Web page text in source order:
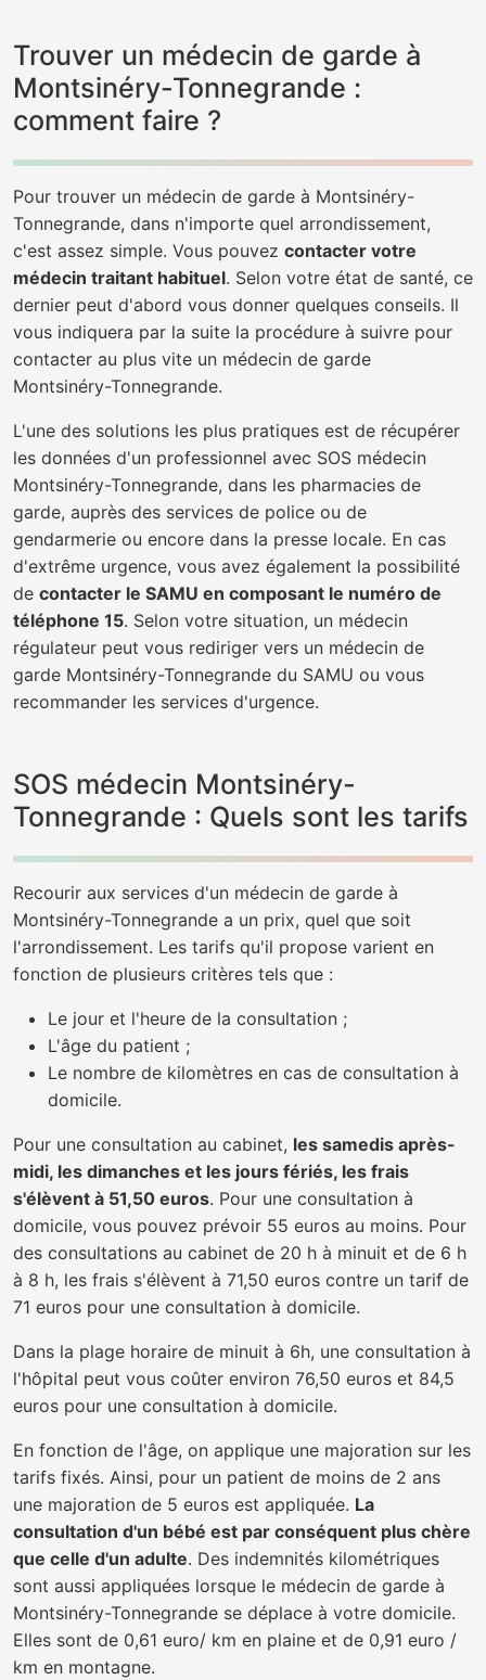
Trouver un médecin de garde à
Montsinéry-Tonnegrande :
comment faire ?
Pour trouver un médecin de garde à Montsinéry-
Tonnegrande, dans n'importe quel arrondissement,
c'est assez simple. Vous pouvez contacter votre
médecin traitant habituel. Selon votre état de santé, ce
dernier peut d'abord vous donner quelques conseils. Il
vous indiquera par la suite la procédure à suivre pour
contacter au plus vite un médecin de garde
Montsinéry-Tonnegrande.
L'une des solutions les plus pratiques est de récupérer
les données d'un professionnel avec SOS médecin
Montsinéry-Tonnegrande, dans les pharmacies de
garde, auprès des services de police ou de
gendarmerie ou encore dans la presse locale. En cas
d'extrême urgence, vous avez également la possibilité
de contacter le SAMU en composant le numéro de
téléphone 15. Selon votre situation, un médecin
régulateur peut vous rediriger vers un médecin de
garde Montsinéry-Tonnegrande du SAMU ou vous
recommander les services d'urgence.
SOS médecin Montsinéry-
Tonnegrande : Quels sont les tarifs
Recourir aux services d'un médecin de garde à
Montsinéry-Tonnegrande a un prix, quel que soit
l'arrondissement. Les tarifs qu'il propose varient en
fonction de plusieurs critères tels que :
Le jour et l'heure de la consultation ;
L'âge du patient ;
Le nombre de kilomètres en cas de consultation à
domicile.
Pour une consultation au cabinet, les samedis après-
midi, les dimanches et les jours fériés, les frais
s'élèvent à 51,50 euros. Pour une consultation à
domicile, vous pouvez prévoir 55 euros au moins. Pour
des consultations au cabinet de 20 h à minuit et de 6 h
à 8 h, les frais s'élèvent à 71,50 euros contre un tarif de
71 euros pour une consultation à domicile.
Dans la plage horaire de minuit à 6h, une consultation à
l'hôpital peut vous coûter environ 76,50 euros et 84,5
euros pour une consultation à domicile.
En fonction de l'âge, on applique une majoration sur les
tarifs fixés. Ainsi, pour un patient de moins de 2 ans
une majoration de 5 euros est appliquée. La
consultation d'un bébé est par conséquent plus chère
que celle d'un adulte. Des indemnités kilométriques
sont aussi appliquées lorsque le médecin de garde à
Montsinéry-Tonnegrande se déplace à votre domicile.
Elles sont de 0,61 euro/ km en plaine et de 0,91 euro /
km en montagne.